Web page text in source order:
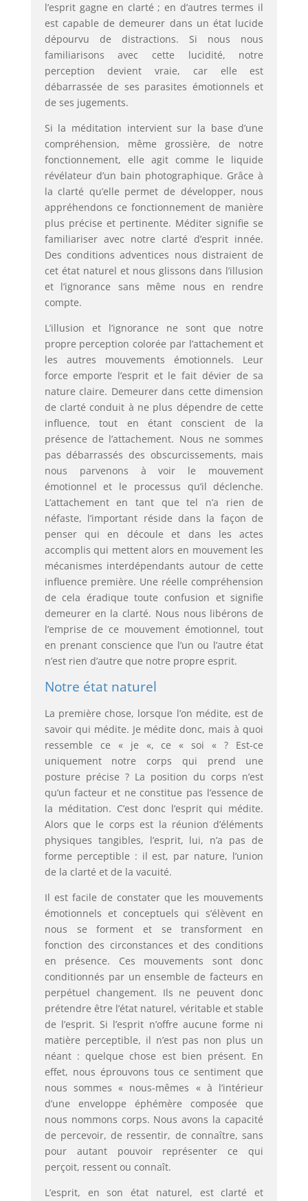
l’esprit gagne en clarté ; en d’autres termes il
est capable de demeurer dans un état lucide
dépourvu de distractions. Si nous nous
familiarisons avec cette lucidité, notre
perception devient vraie, car elle est
débarrassée de ses parasites émotionnels et
de ses jugements.
Si la méditation intervient sur la base d’une
compréhension, même grossière, de notre
fonctionnement, elle agit comme le liquide
révélateur d’un bain photographique. Grâce à
la clarté qu’elle permet de développer, nous
appréhendons ce fonctionnement de manière
plus précise et pertinente. Méditer signifie se
familiariser avec notre clarté d’esprit innée.
Des conditions adventices nous distraient de
cet état naturel et nous glissons dans l’illusion
et l’ignorance sans même nous en rendre
compte.
L’illusion et l’ignorance ne sont que notre
propre perception colorée par l’attachement et
les autres mouvements émotionnels. Leur
force emporte l’esprit et le fait dévier de sa
nature claire. Demeurer dans cette dimension
de clarté conduit à ne plus dépendre de cette
influence, tout en étant conscient de la
présence de l’attachement. Nous ne sommes
pas débarrassés des obscurcissements, mais
nous parvenons à voir le mouvement
émotionnel et le processus qu’il déclenche.
L’attachement en tant que tel n’a rien de
néfaste, l’important réside dans la façon de
penser qui en découle et dans les actes
accomplis qui mettent alors en mouvement les
mécanismes interdépendants autour de cette
influence première. Une réelle compréhension
de cela éradique toute confusion et signifie
demeurer en la clarté. Nous nous libérons de
l’emprise de ce mouvement émotionnel, tout
en prenant conscience que l’un ou l’autre état
n’est rien d’autre que notre propre esprit.
Notre état naturel
La première chose, lorsque l’on médite, est de
savoir qui médite. Je médite donc, mais à quoi
ressemble ce « je «, ce « soi « ? Est-ce
uniquement notre corps qui prend une
posture précise ? La position du corps n’est
qu’un facteur et ne constitue pas l’essence de
la méditation. C’est donc l’esprit qui médite.
Alors que le corps est la réunion d’éléments
physiques tangibles, l’esprit, lui, n’a pas de
forme perceptible : il est, par nature, l’union
de la clarté et de la vacuité.
Il est facile de constater que les mouvements
émotionnels et conceptuels qui s’élèvent en
nous se forment et se transforment en
fonction des circonstances et des conditions
en présence. Ces mouvements sont donc
conditionnés par un ensemble de facteurs en
perpétuel changement. Ils ne peuvent donc
prétendre être l’état naturel, véritable et stable
de l’esprit. Si l’esprit n’offre aucune forme ni
matière perceptible, il n’est pas non plus un
néant : quelque chose est bien présent. En
effet, nous éprouvons tous ce sentiment que
nous sommes « nous-mêmes « à l’intérieur
d’une enveloppe éphémère composée que
nous nommons corps. Nous avons la capacité
de percevoir, de ressentir, de connaître, sans
pour autant pouvoir représenter ce qui
perçoit, ressent ou connaît.
L’esprit, en son état naturel, est clarté et